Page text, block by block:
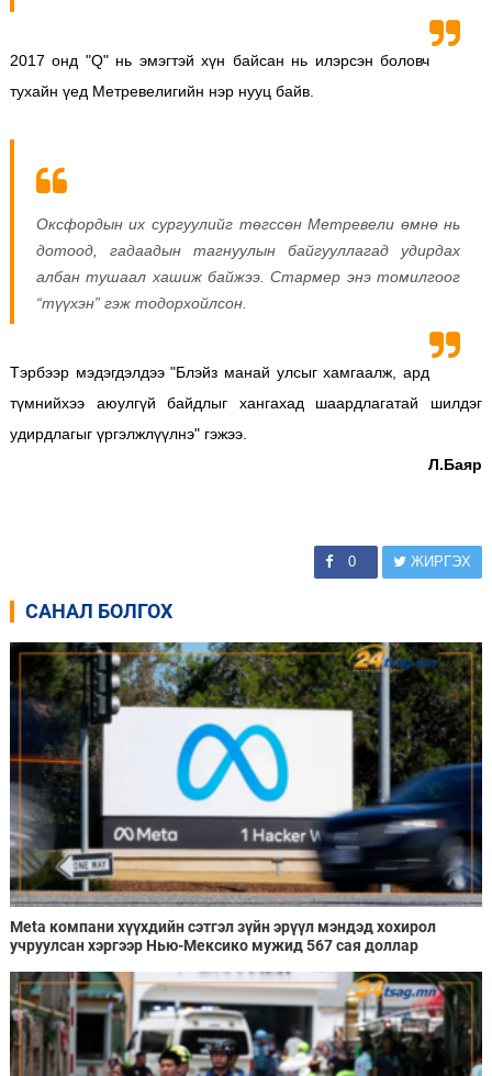
2017 онд "Q" нь эмэгтэй хүн байсан нь илэрсэн боловч
тухайн үед Метревелигийн нэр нууц байв.
Оксфордын их сургуулийг төгссөн Метревели өмнө нь
дотоод, гадаадын тагнуулын байгууллагад удирдах
албан тушаал хашиж байжээ. Стармер энэ томилгоог
“түүхэн” гэж тодорхойлсон.
Тэрбээр мэдэгдэлдээ "Блэйз манай улсыг хамгаалж, ард
түмнийхээ аюулгүй байдлыг хангахад шаардлагатай шилдэг
удирдлагыг үргэлжлүүлнэ" гэжээ.
Л.Баяр
0 ЖИРГЭХ
САНАЛ БОЛГОХ
Meta компани хүүхдийн сэтгэл зүйн эрүүл мэндэд хохирол
учруулсан хэргээр Нью-Мексико мужид 567 сая доллар